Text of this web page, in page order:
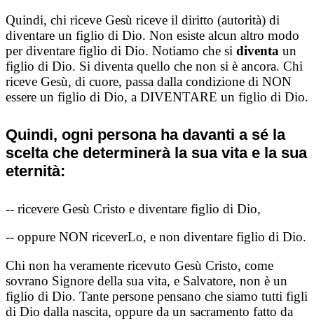
Quindi, chi riceve Gesù riceve il diritto (autorità) di
diventare un figlio di Dio. Non esiste alcun altro modo
per diventare figlio di Dio. Notiamo che si diventa un
figlio di Dio. Si diventa quello che non si è ancora. Chi
riceve Gesù, di cuore, passa dalla condizione di NON
essere un figlio di Dio, a DIVENTARE un figlio di Dio.
Quindi, ogni persona ha davanti a sé la
scelta che determinerà la sua vita e la sua
eternità:
-- ricevere Gesù Cristo e diventare figlio di Dio,
-- oppure NON riceverLo, e non diventare figlio di Dio.
Chi non ha veramente ricevuto Gesù Cristo, come
sovrano Signore della sua vita, e Salvatore, non è un
figlio di Dio. Tante persone pensano che siamo tutti figli
di Dio dalla nascita, oppure da un sacramento fatto da